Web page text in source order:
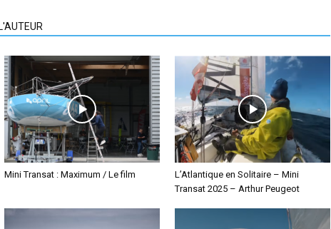
Mini Transat : Maximum / Le film
L’Atlantique en Solitaire – Mini
Transat 2025 – Arthur Peugeot